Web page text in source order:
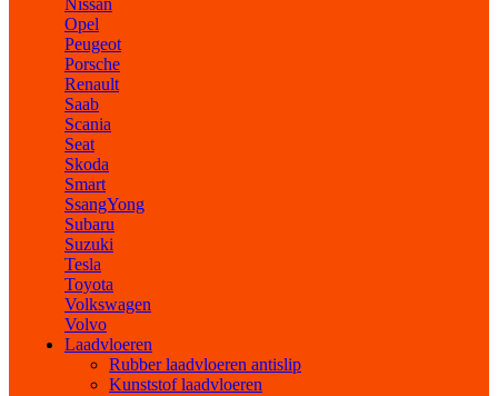
Opel
Peugeot
Porsche
Renault
Saab
Scania
Seat
Skoda
Smart
SsangYong
Subaru
Suzuki
Tesla
Toyota
Volkswagen
Volvo
Laadvloeren
Rubber laadvloeren antislip
Kunststof laadvloeren